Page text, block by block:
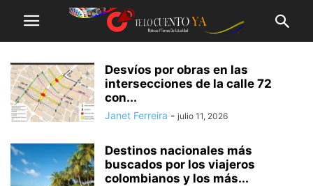
Desvíos por obras en las
intersecciones de la calle 72
con...
Janet Ferreira - julio 11, 2026
Destinos nacionales más
buscados por los viajeros
colombianos y los más...